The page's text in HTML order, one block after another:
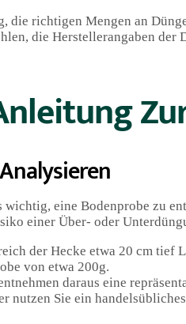
richtigen Mengen an
die Herstellerangaben der
eine Bodenprobe zu
einer Über- oder
der Hecke etwa 20 cm tief
von etwa 200g.
daraus eine
nutzen Sie ein